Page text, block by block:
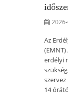
Az
erdélyi
14